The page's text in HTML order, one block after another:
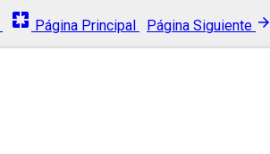
pages Página Principal Página Siguiente arrow_forward